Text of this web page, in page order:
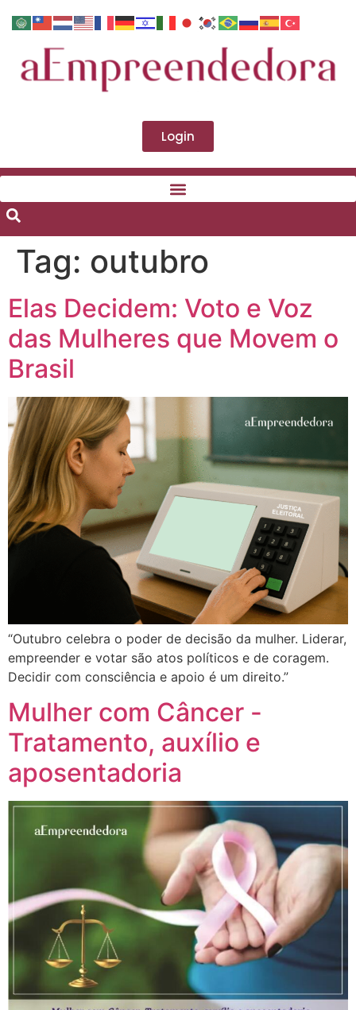
Login
Tag: outubro
Elas Decidem: Voto e Voz
das Mulheres que Movem o
Brasil
“Outubro celebra o poder de decisão da mulher. Liderar,
empreender e votar são atos políticos e de coragem.
Decidir com consciência e apoio é um direito.”
Mulher com Câncer -
Tratamento, auxílio e
aposentadoria